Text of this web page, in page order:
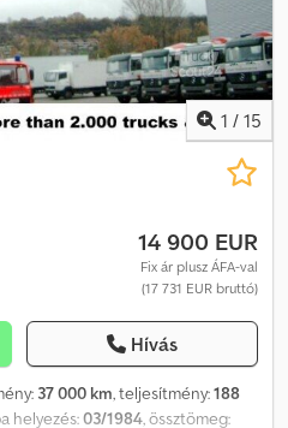
olasz, ??? Laszlo – magyar Costel
ügyintézést vállalunk, beleértve
szám: 05128
1 / 15
14 900 EUR
Fix ár plusz ÁFA-val
(17 731 EUR bruttó)
Hívás
37 000 km, teljesítmény:188
helyezés:03/1984, össztömeg: